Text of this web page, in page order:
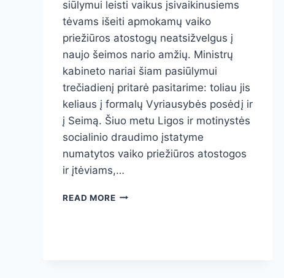
siūlymui leisti vaikus įsivaikinusiems
tėvams išeiti apmokamų vaiko
priežiūros atostogų neatsižvelgus į
naujo šeimos nario amžių. Ministrų
kabineto nariai šiam pasiūlymui
trečiadienį pritarė pasitarime: toliau jis
keliaus į formalų Vyriausybės posėdį ir
į Seimą. Šiuo metu Ligos ir motinystės
socialinio draudimo įstatyme
numatytos vaiko priežiūros atostogos
ir įtėviams,…
READ MOREVYRIAUSYBĖS